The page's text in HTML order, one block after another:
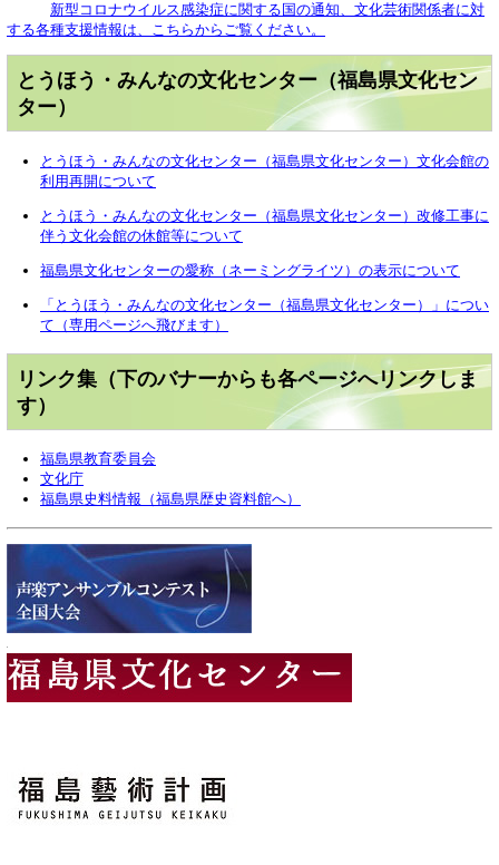
新型コロナウイルス感染症に関する国の通知、文化芸術関係者に対
する各種支援情報は、こちらからご覧ください。
とうほう・みんなの文化センター（福島県文化セン
ター）
とうほう・みんなの文化センター（福島県文化センター）文化会館の
利用再開について
とうほう・みんなの文化センター（福島県文化センター）改修工事に
伴う文化会館の休館等について
福島県文化センターの愛称（ネーミングライツ）の表示について
「とうほう・みんなの文化センター（福島県文化センター）」につい
て（専用ページへ飛びます）
リンク集（下のバナーからも各ページへリンクしま
す）
福島県教育委員会
文化庁
福島県史料情報（福島県歴史資料館へ）